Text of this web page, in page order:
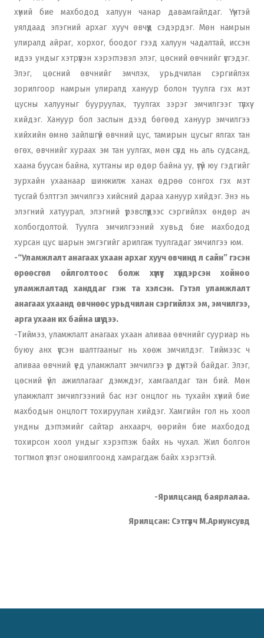
хүний бие махбодод халуун чанар давамгайлдаг. Үүнтэй
уялдаад элэгний архаг хууч өвчүүд сэдэрдэг. Мөн намрын
улиралд айраг, хорхог, боодог гээд халуун чадалтай, иссэн
идээ ундыг хэтрүүлэн хэрэглэвэл элэг, цөсний өвчнийг үүсгэдэг.
Элэг, цөсний өвчнийг эмчлэх, урьдчилан сэргийлэх
зорилгоор намрын улиралд хануур болон туулга гэх мэт
цусны халууныг бууруулах, туулгах зэрэг эмчилгээг түлхүү
хийдэг. Хануур бол заслын дээд бөгөөд хануур эмчилгээ
хийхийн өмнө зайлшгүй өвчний цус, тамирын цусыг ялгах тан
өгөх, өвчнийг хураах эм тан уулгах, мөн сүлд нь аль судсанд,
хаана буусан байна, хутганы ир өдөр байна уу, үгүй юу гэдгийг
зурхайн ухаанаар шинжилж ханах өдрөө сонгох гэх мэт
тусгай бэлтгэл эмчилгээ хийсний дараа хануур хийдэг. Энэ нь
элэгний хатуурал, элэгний үрэвслүүдээс сэргийлэх өндөр ач
холбогдолтой. Туулга эмчилгээний хувьд бие махбодод
хурсан цус шарын эмгэгийг арилгаж туулгадаг эмчилгээ юм.
-“Уламжлалт анагаах ухаан архаг хууч өвчинд л сайн” гэсэн
өрөөсгөл ойлголтоос болж хүмүүс хүндэрсэн хойноо
уламжлалтад ханддаг гэж та хэлсэн. Гэтэл уламжлалт
анагаах ухаанд өвчнөөс урьдчилан сэргийлэх эм, эмчилгээ,
арга ухаан их байна шүү дээ.
-Тиймээ, уламжлалт анагаах ухаан аливаа өвчнийг сууриар нь
буюу анх үүссэн шалтгааныг нь хөөж эмчилдэг. Тиймээс ч
аливаа өвчний үед уламжлалт эмчилгээ үр дүнтэй байдаг. Элэг,
цөсний үйл ажиллагааг дэмждэг, хамгаалдаг тан бий. Мөн
уламжлалт эмчилгээний бас нэг онцлог нь тухайн хүний бие
махбодын онцлогт тохируулан хийдэг. Хамгийн гол нь хоол
ундны дэглэмийг сайтар анхаарч, өөрийн бие махбодод
тохирсон хоол ундыг хэрэглэж байх нь чухал. Жил болгон
тогтмол үзлэг оношилгоонд хамрагдаж байх хэрэгтэй.
-Ярилцсанд баярлалаа.
Ярилцсан: Сэтгүүлч М.Ариунсувд